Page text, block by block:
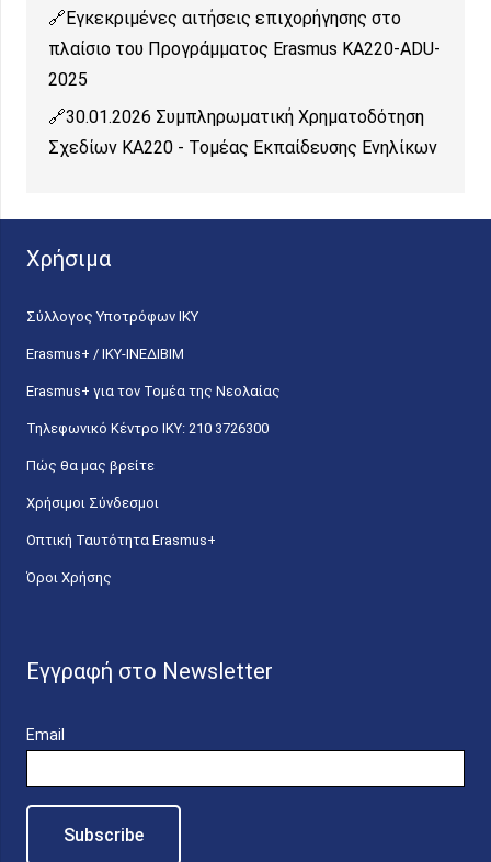
Εγκεκριμένες αιτήσεις επιχορήγησης στο
πλαίσιο του Προγράμματος Erasmus KA220-ADU-
2025
30.01.2026 Συμπληρωματική Χρηματοδότηση
Σχεδίων ΚΑ220 - Τομέας Εκπαίδευσης Ενηλίκων
Χρήσιμα
Σύλλογος Υποτρόφων ΙΚΥ
Erasmus+ / ΙΚΥ-ΙΝΕΔΙΒΙΜ
Erasmus+ για τον Τομέα της Νεολαίας
Τηλεφωνικό Κέντρο IKY: 210 3726300
Πώς θα μας βρείτε
Χρήσιμοι Σύνδεσμοι
Οπτική Ταυτότητα Erasmus+
Όροι Χρήσης
Εγγραφή στο Newsletter
Email